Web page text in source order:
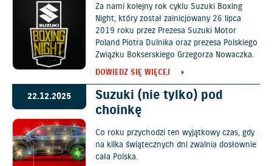
Za nami kolejny rok cyklu Suzuki Boxing
Night, który został zainicjowany 26 lipca
2019 roku przez Prezesa Suzuki Motor
Poland Piotra Dulnika oraz prezesa Polskiego
Związku Bokserskiego Grzegorza Nowaczka.
DOWIEDZ SIĘ WIĘCEJ
22.12.2025
Suzuki (nie tylko) pod
choinkę
Co roku przychodzi ten wyjątkowy czas, gdy
na kilka świątecznych dni zwalnia dosłownie
cała Polska.